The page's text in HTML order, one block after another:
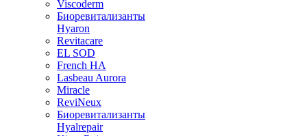
Viscoderm
Биоревитализанты
Hyaron
Revitacare
EL SOD
French HA
Lasbeau Aurora
Miracle
ReviNeux
Биоревитализанты
Hyalrepair